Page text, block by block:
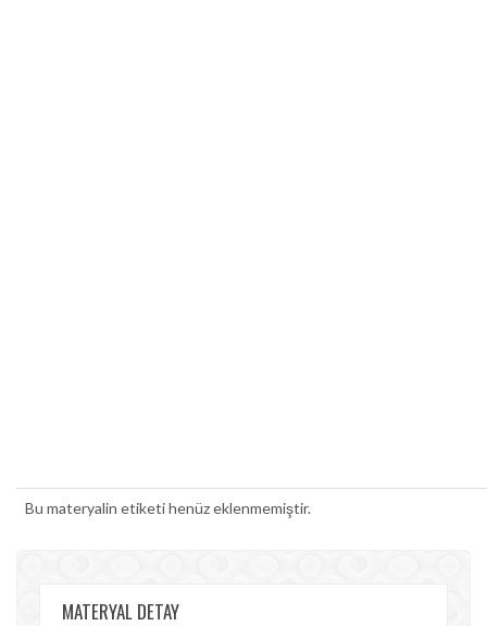
Bu materyalin etiketi henüz eklenmemiştir.
MATERYAL DETAY